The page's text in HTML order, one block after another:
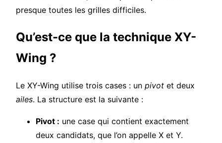
presque toutes les grilles difficiles.
Qu’est-ce que la technique XY-
Wing ?
Le XY-Wing utilise trois cases : un pivot et deux
ailes. La structure est la suivante :
Pivot : une case qui contient exactement
deux candidats, que l’on appelle X et Y.